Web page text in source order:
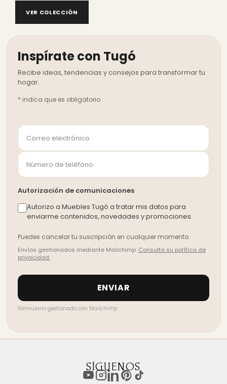
VER COLECCIÓN
Inspírate con Tugó
* indica que es obligatorio
Autorización de comunicaciones
Autorizo a Muebles Tugó a tratar mis datos para
enviarme contenidos, novedades y promociones.
Puedes cancelar tu suscripción en cualquier momento.
Envíos gestionados mediante Mailchimp. Consulta su política de
privacidad.
Formulario gestionado con Mailchimp